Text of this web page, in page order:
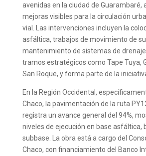
avenidas en la ciudad de Guarambaré,
mejoras visibles para la circulación
vial. Las intervenciones incluyen la
asfáltica, trabajos de movimiento de
mantenimiento de sistemas de
tramos estratégicos como Tape Tuya,
San Roque, y forma parte de la
En la Región Occidental,
Chaco, la pavimentación de la ruta
registra un avance general del 94%,
niveles de ejecución en base asfáltica,
subbase. La obra está a cargo del
Chaco, con financiamiento del Banco